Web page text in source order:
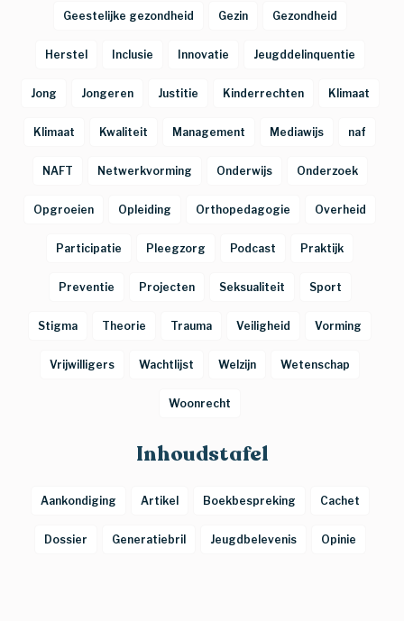
Inhoudstafel
Aankondiging Artikel Boekbespreking Cachet
Dossier Generatiebril Jeugdbelevenis Opinie
Geestelijke gezondheid Gezin Gezondheid
Herstel Inclusie Innovatie Jeugddelinquentie
Jong Jongeren Justitie Kinderrechten Klimaat
Klimaat Kwaliteit Management Mediawijs naf
NAFT Netwerkvorming Onderwijs Onderzoek
Opgroeien Opleiding Orthopedagogie Overheid
Participatie Pleegzorg Podcast Praktijk
Preventie Projecten Seksualiteit Sport
Stigma Theorie Trauma Veiligheid Vorming
Vrijwilligers Wachtlijst Welzijn Wetenschap
Woonrecht